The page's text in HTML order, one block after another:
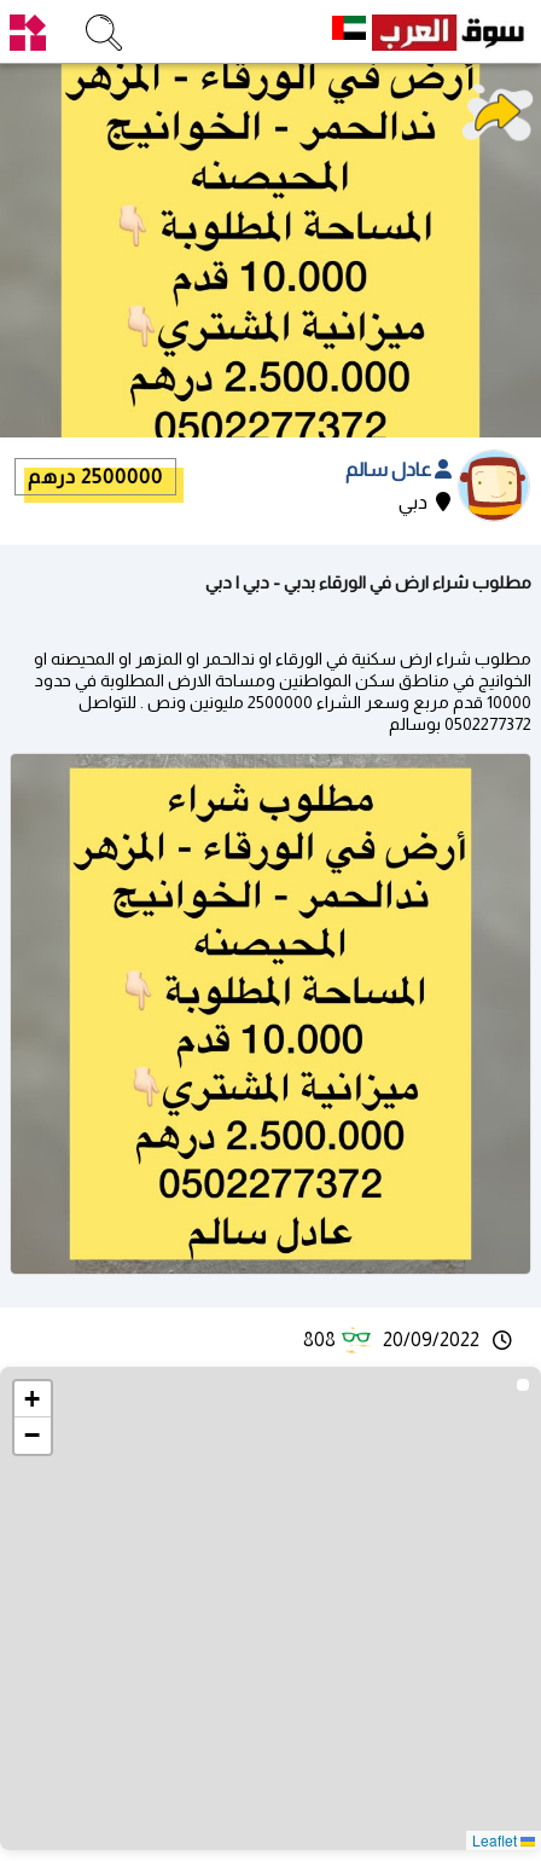
عادل سالم
دبي
2500000 درهم
مطلوب شراء ارض في الورقاء بدبي - دبي | دبي
مطلوب شراء ارض سكنية في الورقاء او ندالحمر او المزهر او المحيصنه او
الخوانيج في مناطق سكن المواطنين ومساحة الارض المطلوبة في حدود
10000 قدم مربع وسعر الشراء 2500000 مليونين ونص . للتواصل
0502277372 بوسالم
20/09/2022
808
+
−